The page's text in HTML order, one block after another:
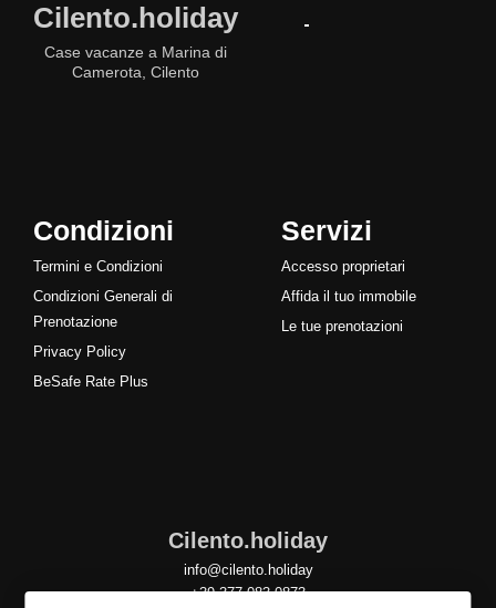
Cilento.holiday
Case vacanze a Marina di
Camerota, Cilento
Condizioni
Termini e Condizioni
Condizioni Generali di
Prenotazione
Privacy Policy
BeSafe Rate Plus
Servizi
Accesso proprietari
Affida il tuo immobile
Le tue prenotazioni
Cilento.holiday
info@cilento.holiday
+39 377 083 0873